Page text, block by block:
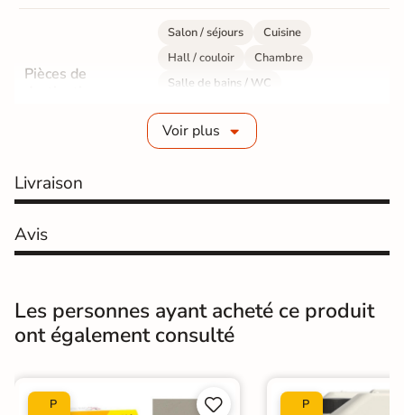
Pièces de
Salon / séjours
Cuisine
Hall / couloir
Chambre
Salle de bains / WC
Sol intérieur
Fabrication
Résistance à
Masse colorée Non
Finition Mate
Voir plus
Livraison
Avis
Les personnes ayant acheté ce produit
ont également consulté
P


P